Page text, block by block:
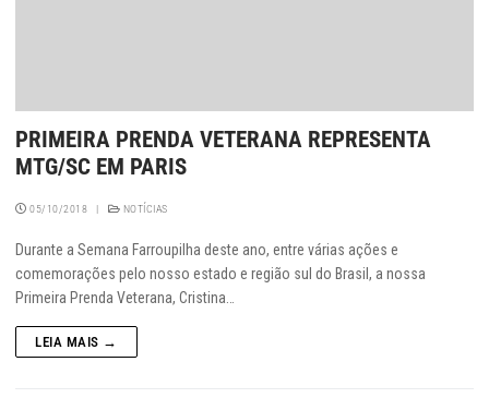
PRIMEIRA PRENDA VETERANA REPRESENTA
MTG/SC EM PARIS
05/10/2018 NOTÍCIAS
Durante a Semana Farroupilha deste ano, entre várias ações e
comemorações pelo nosso estado e região sul do Brasil, a nossa
Primeira Prenda Veterana, Cristina…
LEIA MAIS →